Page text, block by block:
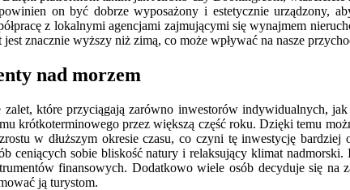
on być dobrze wyposażony i estetycznie urządzony,
z lokalnymi agencjami zajmującymi się wynajmem
znacznie wyższy niż zimą, co może wpływać na nasze
nad morzem
które przyciągają zarówno inwestorów indywidualnych,
krótkoterminowego przez większą część roku. Dzięki temu
w dłuższym okresie czasu, co czyni tę inwestycję
ceniących sobie bliskość natury i relaksujący klimat
finansowych. Dodatkowo wiele osób decyduje się na
ją turystom.